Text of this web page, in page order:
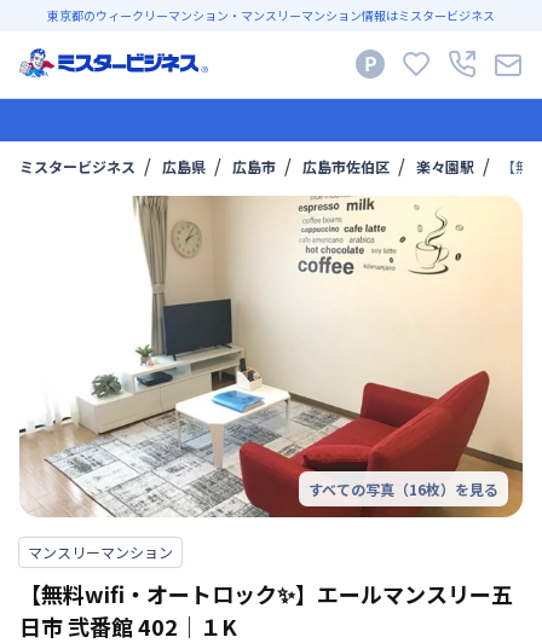
東京都のウィークリーマンション・マンスリーマンション情報はミスタービジネス
ミスタービジネス 広島県 広島市 広島市佐伯区 楽々園駅 【
すべての写真（16枚）を見る
マンスリーマンション
【無料wifi・オートロック✨】エールマンスリー五
日市 弐番館402 ｜ １K